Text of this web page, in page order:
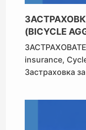
(BICYCLE
insurance,
Застраховка